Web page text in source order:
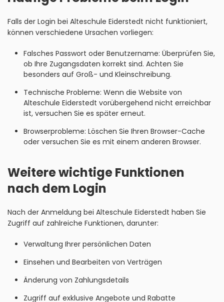
Falls der Login bei Alteschule Eiderstedt nicht funktioniert,
können verschiedene Ursachen vorliegen:
Falsches Passwort oder Benutzername: Überprüfen Sie,
ob Ihre Zugangsdaten korrekt sind. Achten Sie
besonders auf Groß- und Kleinschreibung.
Technische Probleme: Wenn die Website von
Alteschule Eiderstedt vorübergehend nicht erreichbar
ist, versuchen Sie es später erneut.
Browserprobleme: Löschen Sie Ihren Browser-Cache
oder versuchen Sie es mit einem anderen Browser.
Weitere wichtige Funktionen
nach dem Login
Nach der Anmeldung bei Alteschule Eiderstedt haben Sie
Zugriff auf zahlreiche Funktionen, darunter:
Verwaltung Ihrer persönlichen Daten
Einsehen und Bearbeiten von Verträgen
Änderung von Zahlungsdetails
Zugriff auf exklusive Angebote und Rabatte